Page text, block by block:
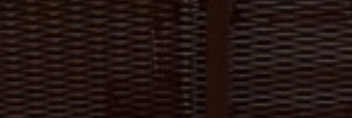
Nos collaborations
Stories
FAQ